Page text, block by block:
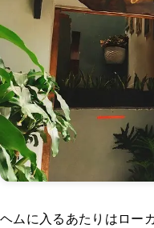
ヘムに入るあたりはロー